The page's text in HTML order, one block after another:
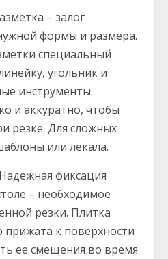
– залог
формы и размера.
специальный
угольник и
инструменты.
и аккуратно, чтобы
резке. Для сложных
или лекала.
Надежная фиксация
– необходимое
резки. Плитка
к поверхности
ее смещения во время